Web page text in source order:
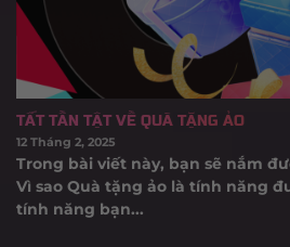
TẤT TẦN TẬT VỀ QUÀ TẶNG ẢO
12 Tháng 2, 2025
Trong bài viết này, bạn sẽ nắm
Vì sao Quà tặng ảo là tính năng
tính năng bạn...